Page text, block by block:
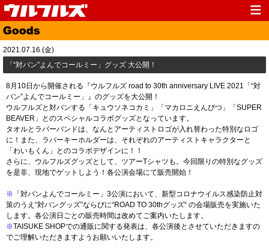
Top
Media Live
Fanclub Goods
Contact Link
2021.07.16 (金)
「“対バン”よんでコールミー」グッズ 大公開！
8月10日から開催される『ウルフルズ road to 30th anniversary LIVE 2021「“対
バン”よんでコールミー」』のグッズを大公開！
ウルフルズと対バンする「キュウソネコカミ」「マカロニえんぴつ」「SUPER
BEAVER」とのスペシャルコラボグッズとなっています。
タオルとラバーバンドは、なんとアーティストロゴが入れ替わった特別なロゴ
に！また、ラバーキーホルダーは、それぞれのアーティストキャラクターと
「わいもくん」とのコラボデザインに！！
さらに、ウルフルズグッズとして、ツアーTシャツも。今回限りの特別なグッズ
を是非、現地でゲットしよう！各公演会場にて販売開始！
※ 「対バンよんでコールミー」3公演において、新型コロナウイルス感染防止対
策のうえ“対バングッズ”ならびに“ROAD TO 30thグッズ“ の会場販売を実施いた
します。各公演日ごとの販売時間は改めてご案内いたします。
※TAISUKE SHOPでの通販に関する発表は、各公演後とさせていただきますの
でご理解いただきますようお願いいたします。